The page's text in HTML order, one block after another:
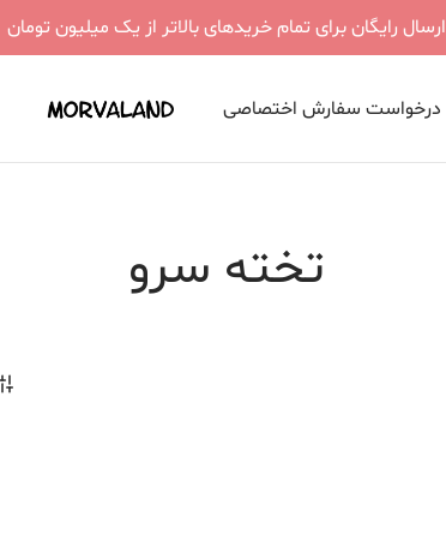
ارسال رایگان برای تمام خریدهای بالاتر از یک میلیون تومان
درخواست سفارش اختصاصی
تخته سرو